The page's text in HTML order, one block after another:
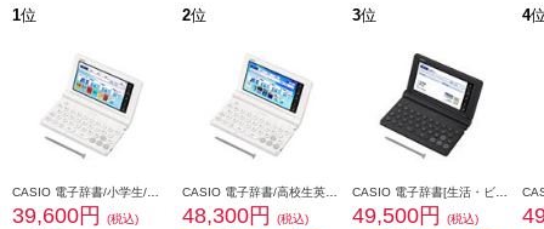
1位
39,600円
(税込)
2位
48,300円 (税込)
3位
49,500円 (税込)
4